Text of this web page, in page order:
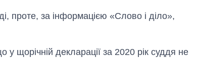
проте, за інформацією «Слово і діло»,
щорічній декларації за 2020 рік суддя не
OpenAI та
Anthropic